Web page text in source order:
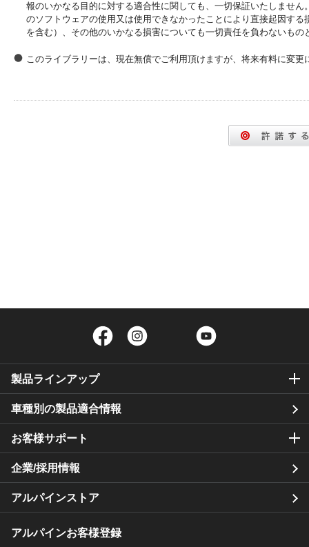
報のいかなる目的に対する適合性に関しても、一切保証いたしませ
のソフトウェアの使用又は使用できなかったことにより直接起因す
を含む）、その他のいかなる損害についても一切責任を負わないもの
このライブラリーは、現在無償でご利用頂けますが、将来有料に変
Facebook Twitter
製品ラインアップ
車種別の製品適合情報
お客様サポート
企業/採用情報
アルパインストア
アルパインお客様登録